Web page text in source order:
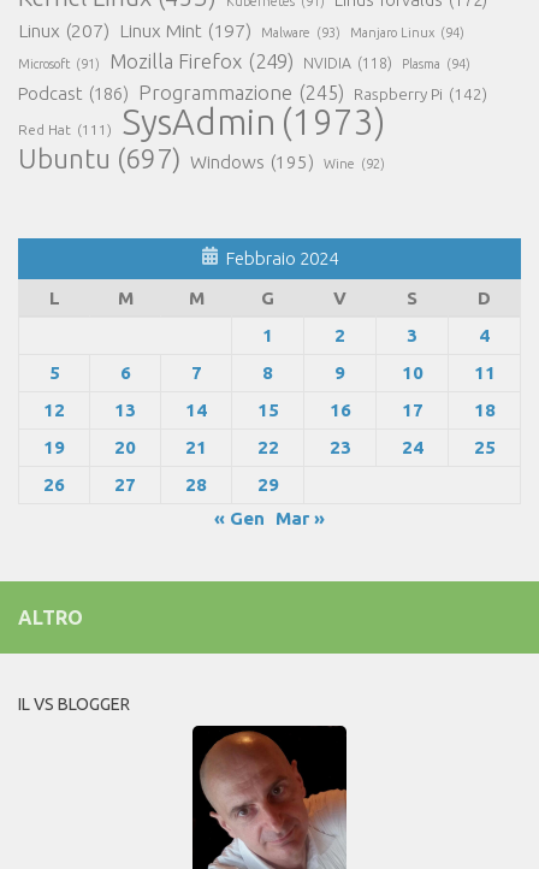
Linux (207) Linux Mint (197) Malware (93) Manjaro Linux (94)
Microsoft (91) Mozilla Firefox (249) NVIDIA (118) Plasma (94)
Podcast (186) Programmazione (245) Raspberry Pi (142)
Red Hat (111) SysAdmin (1973)
Ubuntu (697) Windows (195) Wine (92)
Febbraio 2024
L
M M G V S
D
1
2 3
4
5
6 7 8 9 10
11
12
13 14 15 16 17
18
19
20 21 22 23 24
25
26
27 28
29
« Gen
Mar »
ALTRO
IL VS BLOGGER